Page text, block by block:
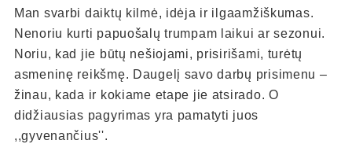
Man svarbi daiktų kilmė, idėja ir ilgaamžiškumas.
Nenoriu kurti papuošalų trumpam laikui ar sezonui.
Noriu, kad jie būtų nešiojami, prisirišami, turėtų
asmeninę reikšmę. Daugelį savo darbų prisimenu –
žinau, kada ir kokiame etape jie atsirado. O
didžiausias pagyrimas yra pamatyti juos
,,gyvenančius''.